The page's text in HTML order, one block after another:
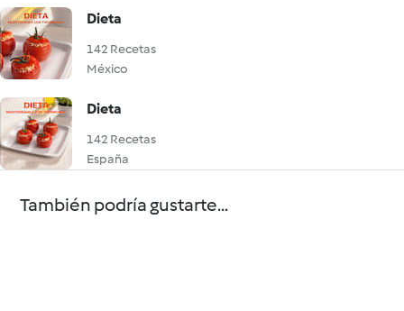
Dieta
142 Recetas
México
Dieta
142 Recetas
España
También podría gustarte...